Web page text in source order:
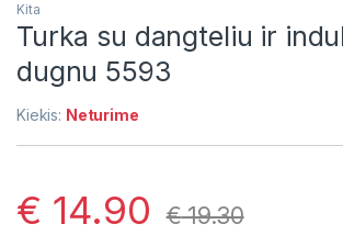
Kita
Turka su dangteliu ir
dugnu 5593
Kiekis: Neturime
€ 14.90 €19.30